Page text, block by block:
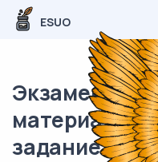
ESUO
материал
задание (24)